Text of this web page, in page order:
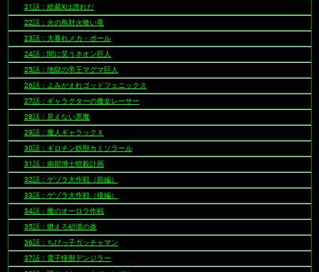
21話：総裁Xは誰れだ
22話：火の鳥対火喰い竜
23話：大暴れメカ・ボール
24話：闇に笑うネオン巨人
25話：地獄の帝王マグマ巨人
26話：よみがえれゴッドフェニックス
27話：ギャラクターの魔女レーサー
28話：見えない悪魔
29話：魔人ギャラックＸ
30話：ギロチン鉄獣カミソラール
31話：南部博士暗殺計画
32話：ゲゾラ大作戦（前編）
33話：ゲゾラ大作戦（後編）
34話：魔のオーロラ作戦
35話：燃えろ砂漠の炎
36話：ちびっ子ガッチャマン
37話：電子怪獣デンジラー